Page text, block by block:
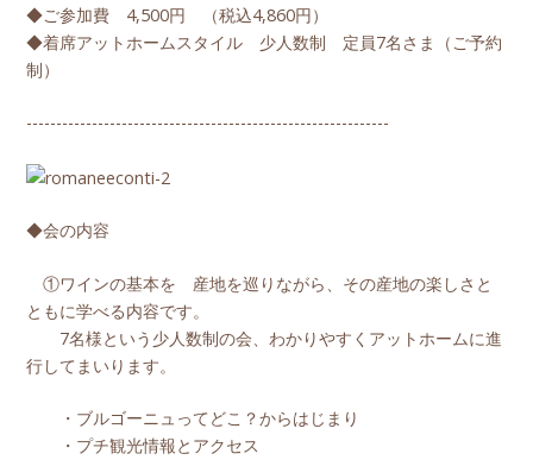
◆ご参加費 4,500円 （税込4,860円）
◆着席アットホームスタイル 少人数制 定員7名さま（ご予約
制）
-------------------------------------------------------------
◆会の内容
①ワインの基本を 産地を巡りながら、その産地の楽しさと
ともに学べる内容です。
7名様という少人数制の会、わかりやすくアットホームに進
行してまいります。
・ブルゴーニュってどこ？からはじまり
・プチ観光情報とアクセス